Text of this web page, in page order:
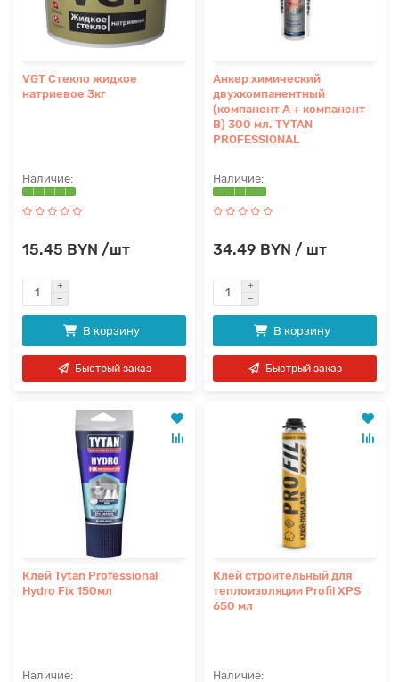
VGT Стекло жидкое
натриевое 3кг
15.45 BYN /шт
В корзину
Быстрый заказ
Анкер химический
двухкомпанентный
(компанент А + компанент
В) 300 мл. TYTAN
PROFESSIONAL
34.49 BYN / шт
В корзину
Быстрый заказ
Клей Tytan Professional
Hydro Fix 150мл
Клей строительный для
теплоизоляции Profil XPS
650 мл